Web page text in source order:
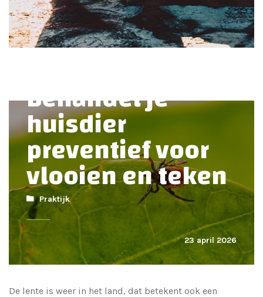
Behandel je
huisdier
preventief voor
vlooien en teken
Praktijk
23 april 2026
De lente is weer in het land, dat betekent ook een